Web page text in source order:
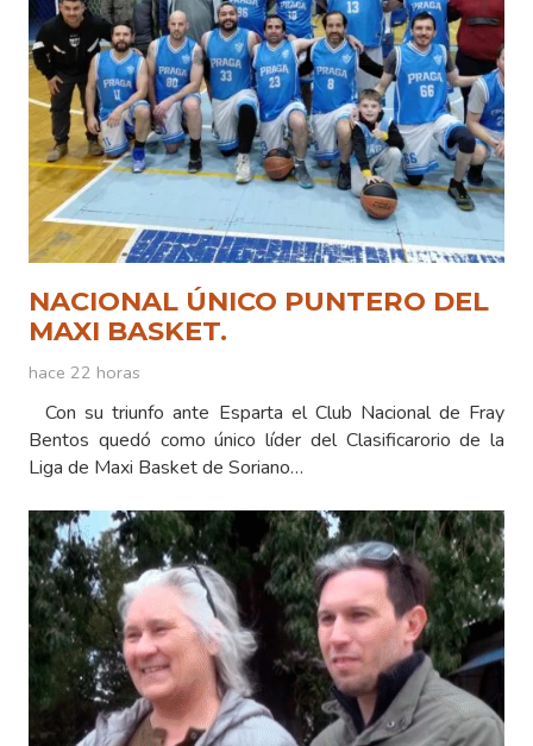
NACIONAL ÚNICO PUNTERO DEL
MAXI BASKET.
hace 22 horas
Con su triunfo ante Esparta el Club Nacional de Fray
Bentos quedó como único líder del Clasificarorio de la
Liga de Maxi Basket de Soriano…